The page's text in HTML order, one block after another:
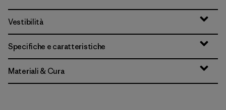
Vestibilità
Specifiche e caratteristiche
Materiali & Cura